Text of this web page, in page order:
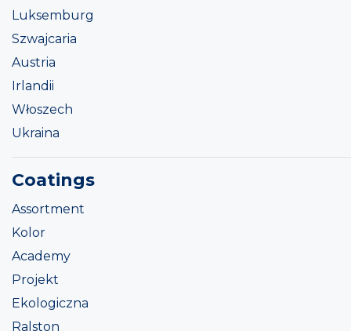
Luksemburg
Szwajcaria
Austria
Irlandii
Włoszech
Ukraina
Coatings
Assortment
Kolor
Academy
Projekt
Ekologiczna
Ralston